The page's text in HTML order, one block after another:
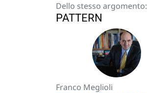
Dello stesso argomento:
PATTERN
Franco Meglioli